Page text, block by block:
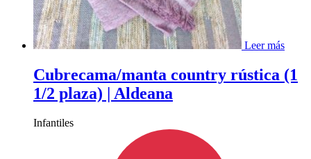
Leer más
Cubrecama/manta country rústica (1
1/2 plaza) | Aldeana
Infantiles